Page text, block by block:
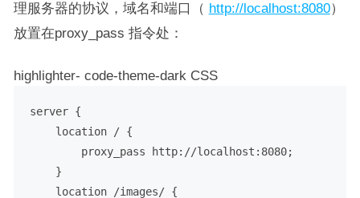
理服务器的协议，域名和端口（ http://localhost:8080）
放置在proxy_pass 指令处：
highlighter- code-theme-dark CSS
server {
        proxy_pass http://localhost:
8080;